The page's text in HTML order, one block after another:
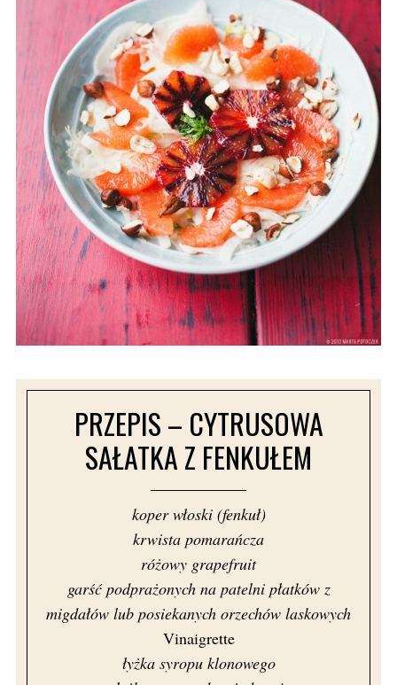
PRZEPIS – CYTRUSOWA
SAŁATKA Z FENKUŁEM
koper włoski (fenkuł)
krwista pomarańcza
różowy grapefruit
garść podprażonych na patelni płatków z
migdałów lub posiekanych orzechów laskowych
Vinaigrette
łyżka syropu klonowego